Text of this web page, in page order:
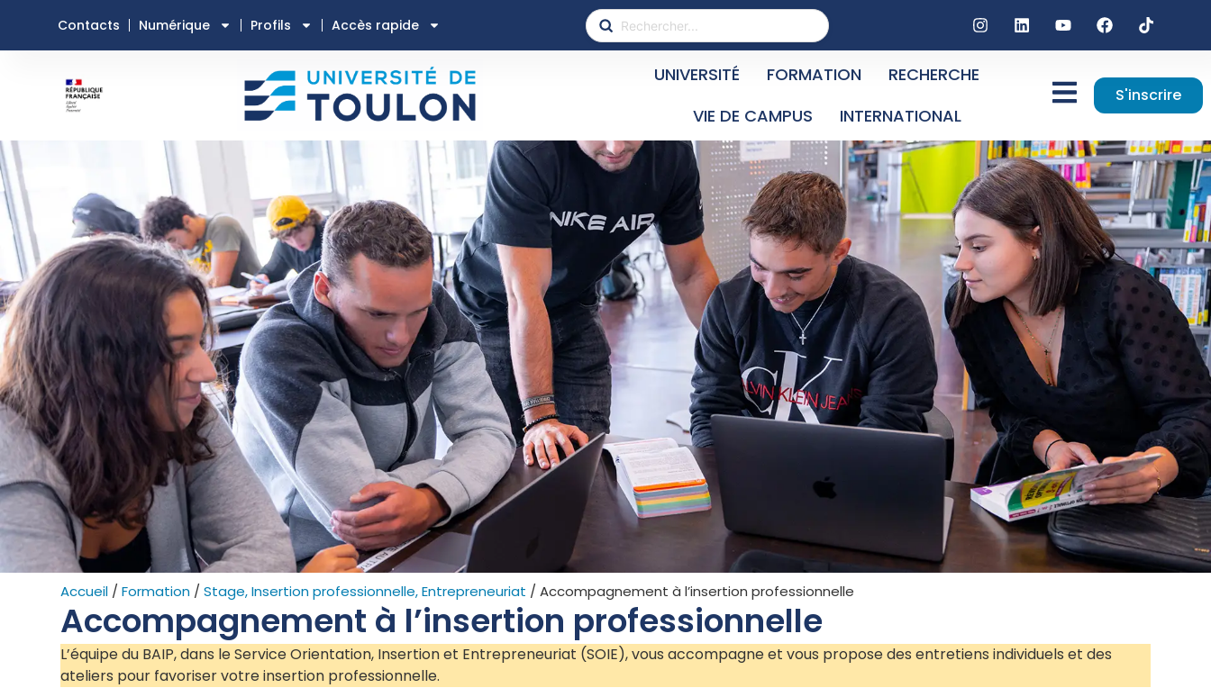
Contacts Numérique Profils Accès rapide
UNIVERSITÉ FORMATION
RECHERCHE
VIE DE CAMPUS
INTERNATIONAL
S'inscrire
Accueil /Formation /Stage, Insertion professionnelle, Entrepreneuriat /Accompagnement à l’insertion professionnelle
Accompagnement à l’insertion professionnelle
L’équipe du BAIP, dans le Service Orientation, Insertion et Entrepreneuriat (SOIE), vous accompagne et vous propose des entretiens individuels et des
ateliers pour favoriser votre insertion professionnelle.